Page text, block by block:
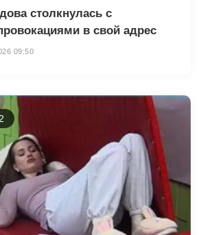
столкнулась с
в свой адрес
09:50